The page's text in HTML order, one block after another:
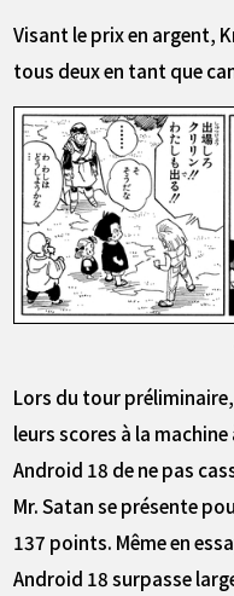
Visant le prix en argent,
tous deux en tant que
Lors du tour
leurs scores à la
Android 18 de ne pas
Mr. Satan se présente
137 points. Même en
Android 18 surpasse